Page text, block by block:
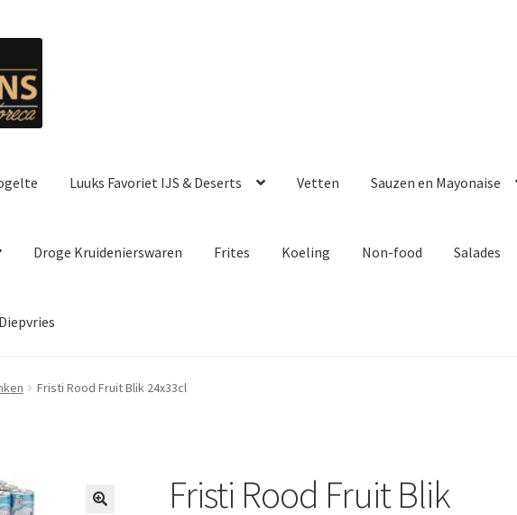
Luuks Favoriet IJS & Deserts Vetten Sauzen en Mayonaise
Droge Kruidenierswaren Frites Koeling Non-food Salades
Fristi Rood Fruit Blik 24x33cl
Fristi Rood Fruit Blik